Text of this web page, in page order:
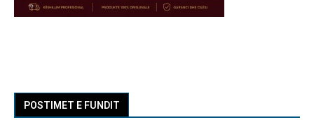
POSTIMET E FUNDIT